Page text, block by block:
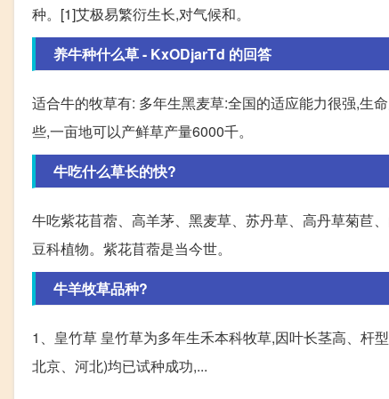
种。[1]艾极易繁衍生长,对气候和。
养牛种什么草 - KxODjarTd 的回答
适合牛的牧草有: 多年生黑麦草:全国的适应能力很强,生
些,一亩地可以产鲜草产量6000千。
牛吃什么草长的快?
牛吃紫花苜蓿、高羊茅、黑麦草、苏丹草、高丹草菊苣
豆科植物。紫花苜蓿是当今世。
牛羊牧草品种?
1、皇竹草 皇竹草为多年生禾本科牧草,因叶长茎高、杆
北京、河北)均已试种成功,...